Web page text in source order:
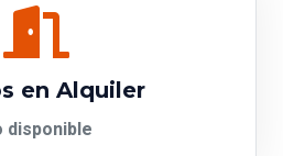
en Alquiler
disponible